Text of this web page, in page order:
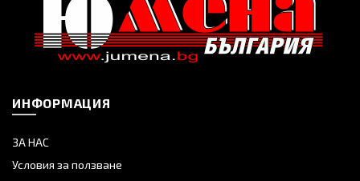
ИНФОРМАЦИЯ
ЗА НАС
Условия за ползване